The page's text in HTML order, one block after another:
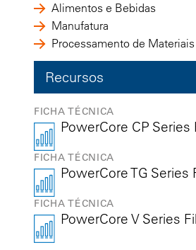
Alimentos e Bebidas
Manufatura
Processamento de Materiais
Recursos
FICHA TÉCNICA
PowerCore CP Series
FICHA TÉCNICA
PowerCore TG Series
FICHA TÉCNICA
PowerCore V Series